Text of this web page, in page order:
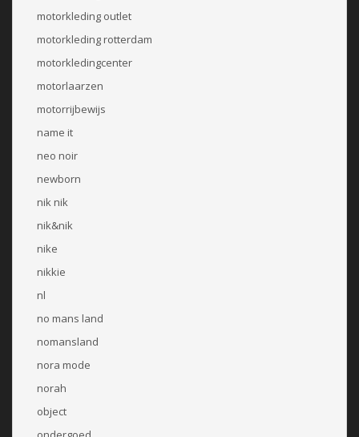
motorkleding outlet
motorkleding rotterdam
motorkledingcenter
motorlaarzen
motorrijbewijs
name it
neo noir
newborn
nik nik
nik&nik
nike
nikkie
nl
no mans land
nomansland
nora mode
norah
object